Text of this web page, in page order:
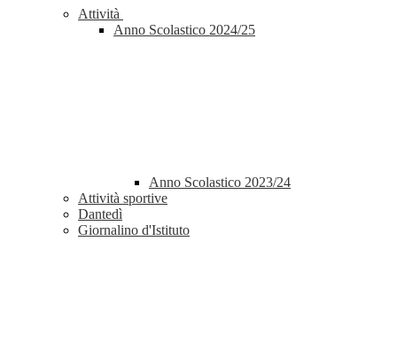
Attività
Anno Scolastico 2024/25
Anno Scolastico 2023/24
Attività sportive
Dantedì
Giornalino d'Istituto